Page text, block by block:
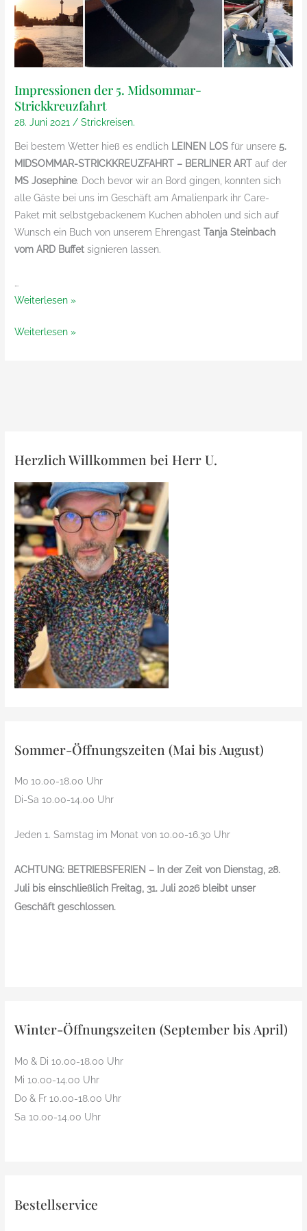
Impressionen der 5. Midsommar-
Strickkreuzfahrt
28. Juni 2021 /Strickreisen.
Bei bestem Wetter hieß es endlich LEINEN LOS für unsere5.
MIDSOMMAR-STRICKKREUZFAHRT – BERLINER ART auf der
MS Josephine. Doch bevor wir an Bord gingen, konnten sich
alle Gäste bei uns im Geschäft am Amalienpark ihr Care-
Paket mit selbstgebackenem Kuchen abholen und sich auf
Wunsch ein Buch von unserem EhrengastTanja Steinbach
vom ARD Buffet signieren lassen.
…
Impressionen
5.
Weiterlesen »
Impressionen
Weiterlesen »
Herzlich Willkommen bei Herr U.
Sommer-Öffnungszeiten (Mai bis August)
Mo 10.00-18.00 Uhr
Di-Sa 10.00-14.00 Uhr
Jeden 1. Samstag im Monat von 10.00-16.30 Uhr
ACHTUNG: BETRIEBSFERIEN – In der Zeit von Dienstag, 28.
Juli bis einschließlich Freitag, 31. Juli 2026 bleibt unser
Geschäft geschlossen.
Winter-Öffnungszeiten (September bis April)
Mo & Di 10.00-18.00 Uhr
Mi 10.00-14.00 Uhr
Do & Fr 10.00-18.00 Uhr
Sa 10.00-14.00 Uhr
Bestellservice